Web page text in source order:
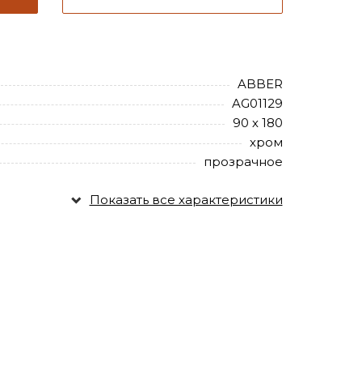
ABBER
AG01129
90 х 180
хром
прозрачное
Показать все характеристики